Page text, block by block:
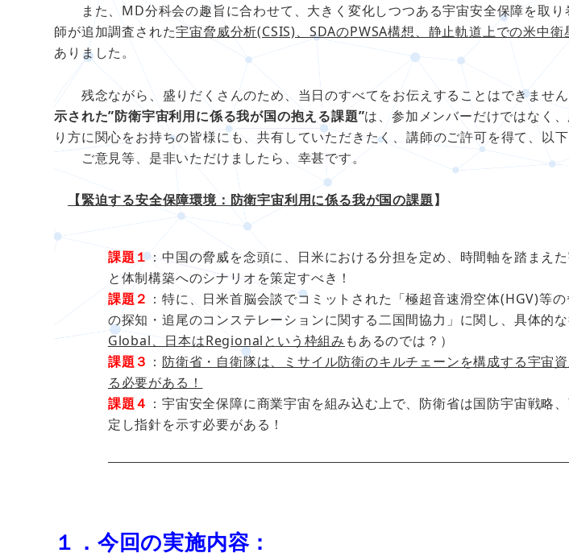
また、MD分科会の趣旨に合わせて、大きく変化しつつある宇宙安全保障を取り
師が追加調査された宇宙脅威分析(CSIS)、SDAのPWSA構想、静止軌道上での米中
ありました。
残念ながら、盛りだくさんのため、当日のすべてをお伝えすることはできませ
示された”防衛宇宙利用に係る我が国の抱える課題”は、参加メンバーだけではなく
り方に関心をお持ちの皆様にも、共有していただきたく、講師のご許可を得て、以
ご意見等、是非いただけましたら、幸甚です。
【緊迫する安全保障環境：防衛宇宙利用に係る我が国の課題】
課題１：中国の脅威を念頭に、日米における分担を定め、時間軸を踏まえ
と体制構築へのシナリオを策定すべき！
課題２ ：特に、日米首脳会談でコミットされた「極超音速滑空体(HGV)等
の探知・追尾のコンステレーションに関する二国間協力」に関し、具体的
Global、日本はRegionalという枠組み もあるのでは？）
課題３ ： 防衛省・自衛隊は、ミサイル防衛のキルチェーンを構成する宇宙
る必要がある！
課題４ ：宇宙安全保障に商業宇宙を組み込む上で、防衛省は国防宇宙戦略
定し指針を示す必要がある！
１．今回の実施内容：